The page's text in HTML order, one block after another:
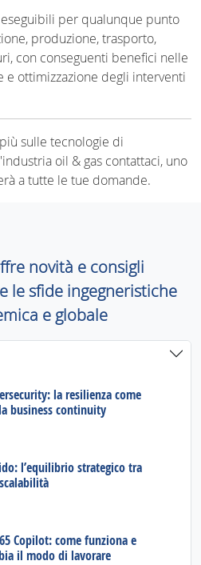
per qualunque punto
produzione, trasporto,
con conseguenti benefici nelle
e ottimizzazione degli interventi
sulle tecnologie di
oil & gas contattaci, uno
a tutte le tue domande.
novità e consigli
le sfide ingegneristiche
e globale
la resilienza come
business continuity
l’equilibrio strategico tra
Copilot: come funziona e
il modo di lavorare